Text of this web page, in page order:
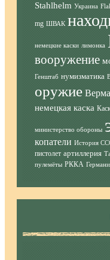
Stahlhelm Украина
mg ШВАК
немецкие каски лимонка
вооружение
Генштаб нумизматика
оружие
немецкая каска
министерство обороны
копатели История
пистолет артиллерия
пулемёты РККА